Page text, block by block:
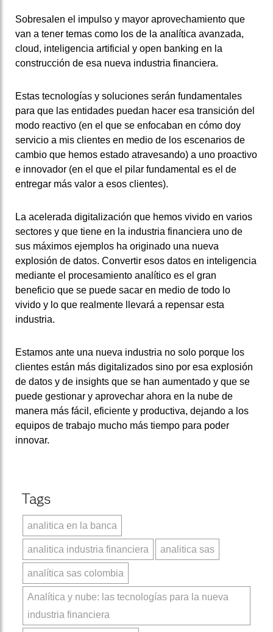
Sobresalen el impulso y mayor aprovechamiento que
van a tener temas como los de la analítica avanzada,
cloud, inteligencia artificial y open banking en la
construcción de esa nueva industria financiera.
Estas tecnologías y soluciones serán fundamentales
para que las entidades puedan hacer esa transición del
modo reactivo (en el que se enfocaban en cómo doy
servicio a mis clientes en medio de los escenarios de
cambio que hemos estado atravesando) a uno proactivo
e innovador (en el que el pilar fundamental es el de
entregar más valor a esos clientes).
La acelerada digitalización que hemos vivido en varios
sectores y que tiene en la industria financiera uno de
sus máximos ejemplos ha originado una nueva
explosión de datos. Convertir esos datos en inteligencia
mediante el procesamiento analítico es el gran
beneficio que se puede sacar en medio de todo lo
vivido y lo que realmente llevará a repensar esta
industria.
Estamos ante una nueva industria no solo porque los
clientes están más digitalizados sino por esa explosión
de datos y de insights que se han aumentado y que se
puede gestionar y aprovechar ahora en la nube de
manera más fácil, eficiente y productiva, dejando a los
equipos de trabajo mucho más tiempo para poder
innovar.
Tags
analitica en la banca
analitica industria financiera analitica sas
analítica sas colombia
Analítica y nube: las tecnologías para la nueva
industria financiera